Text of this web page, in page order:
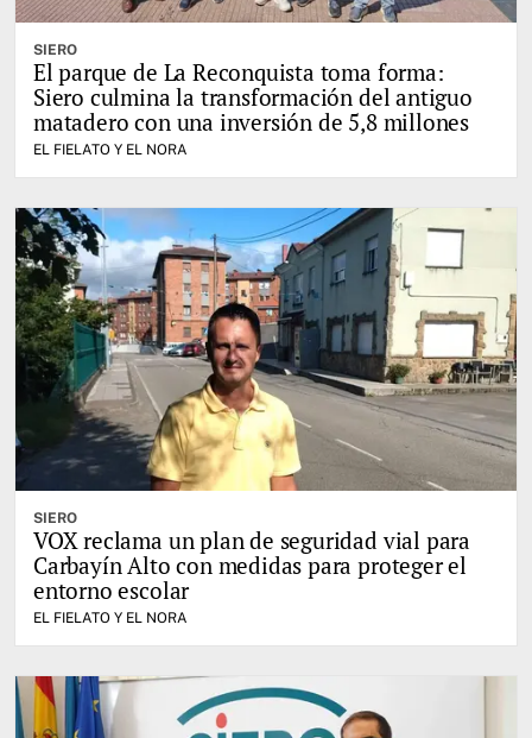
SIERO
El parque de La Reconquista toma forma:
Siero culmina la transformación del antiguo
matadero con una inversión de 5,8 millones
EL FIELATO Y EL NORA
SIERO
VOX reclama un plan de seguridad vial para
Carbayín Alto con medidas para proteger el
entorno escolar
EL FIELATO Y EL NORA